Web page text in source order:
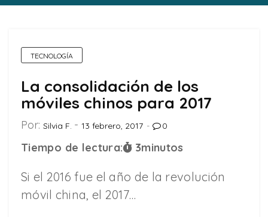
TECNOLOGÍA
La consolidación de los
móviles chinos para 2017
Por: Silvia F. 13 febrero, 2017 0
Tiempo de lectura: 3minutos
Si el 2016 fue el año de la revolución
móvil china, el 2017…